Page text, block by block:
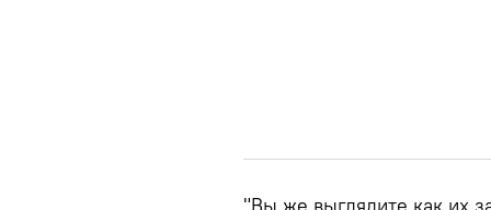
"Вы же выглядите как их